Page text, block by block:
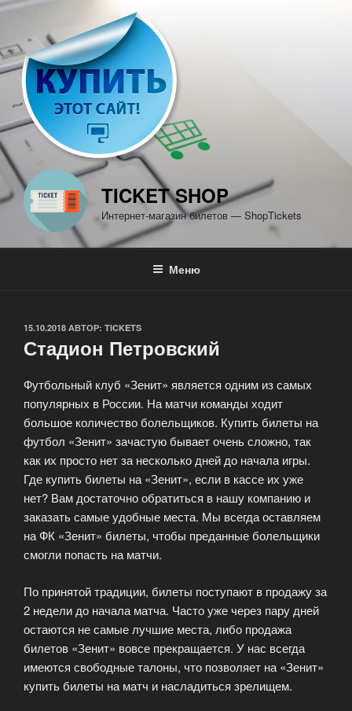
Перейти
содержимому
TICKET SHOP
Интернет-магазин билетов — ShopTickets
Меню
ОПУБЛИКОВАНО
15.10.2018 АВТОР: TICKETS
Стадион Петровский
Футбольный клуб «Зенит» является одним из самых
популярных в России. На матчи команды ходит
большое количество болельщиков. Купить билеты на
футбол «Зенит» зачастую бывает очень сложно, так
как их просто нет за несколько дней до начала игры.
Где купить билеты на «Зенит», если в кассе их уже
нет? Вам достаточно обратиться в нашу компанию и
заказать самые удобные места. Мы всегда оставляем
на ФК «Зенит» билеты, чтобы преданные болельщики
смогли попасть на матчи.
По принятой традиции, билеты поступают в продажу за
2 недели до начала матча. Часто уже через пару дней
остаются не самые лучшие места, либо продажа
билетов «Зенит» вовсе прекращается. У нас всегда
имеются свободные талоны, что позволяет на «Зенит»
купить билеты на матч и насладиться зрелищем.